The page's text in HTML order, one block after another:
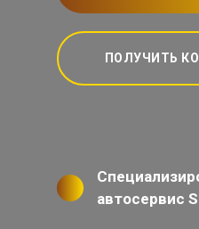
ПОЛУЧИТЬ
автосервис